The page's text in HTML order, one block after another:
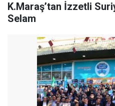
K.Maraş’tan İzzetli
Selam